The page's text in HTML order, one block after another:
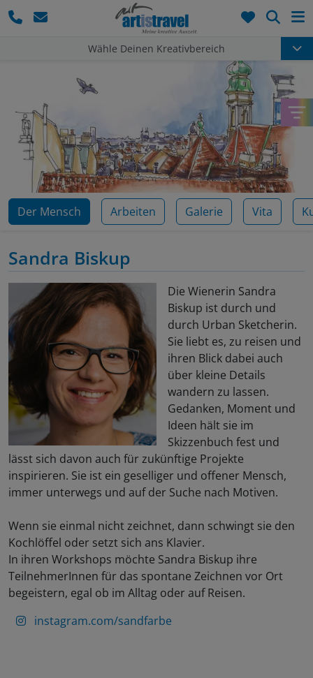
Wähle Deinen Kreativbereich
Der Mensch Arbeiten Galerie Vita
Sandra Biskup
Die Wienerin Sandra
Biskup ist durch und
durch Urban Sketcherin.
Sie liebt es, zu reisen und
ihren Blick dabei auch
über kleine Details
wandern zu lassen.
Gedanken, Moment und
Ideen hält sie im
Skizzenbuch fest und
lässt sich davon auch für zukünftige Projekte
inspirieren. Sie ist ein geselliger und offener Mensch,
immer unterwegs und auf der Suche nach Motiven.
Wenn sie einmal nicht zeichnet, dann schwingt sie den
Kochlöffel oder setzt sich ans Klavier.
In ihren Workshops möchte Sandra Biskup ihre
TeilnehmerInnen für das spontane Zeichnen vor Ort
begeistern, egal ob im Alltag oder auf Reisen.
instagram.com/sandfarbe